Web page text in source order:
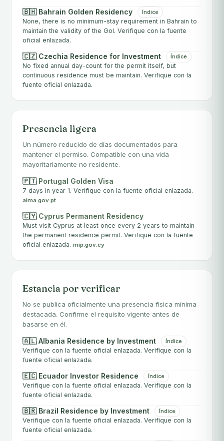
🇧🇭 Bahrain Golden Residency Índice
None, there is no minimum-stay requirement in Bahrain to
maintain the validity of the Gol. Verifique con la fuente
oficial enlazada.
🇨🇿 Czechia Residence for Investment Índice
No fixed annual day-count for the permit itself, but
continuous residence must be maintain. Verifique con la
fuente oficial enlazada.
Presencia ligera
Un número reducido de días documentados para
mantener el permiso. Compatible con una vida
mayoritariamente no residente.
🇵🇹 Portugal Golden Visa
7 days in year 1. Verifique con la fuente oficial enlazada.
aima.gov.pt
🇨🇾 Cyprus Permanent Residency
Must visit Cyprus at least once every 2 years to maintain
the permanent residence permit. Verifique con la fuente
oficial enlazada. mip.gov.cy
Estancia por verificar
No se publica oficialmente una presencia física mínima
destacada. Confirme el requisito vigente antes de
basarse en él.
🇦🇱 Albania Residence by Investment Índice
Verifique con la fuente oficial enlazada. Verifique con la
fuente oficial enlazada.
🇪🇨 Ecuador Investor Residence Índice
Verifique con la fuente oficial enlazada. Verifique con la
fuente oficial enlazada.
🇧🇷 Brazil Residence by Investment Índice
Verifique con la fuente oficial enlazada. Verifique con la
fuente oficial enlazada.